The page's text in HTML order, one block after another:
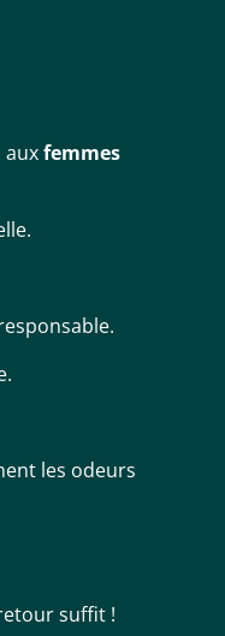
auxfemmes
les odeurs
suffit !